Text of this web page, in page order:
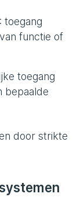
toegang
functie of
toegang
bepaalde
door strikte